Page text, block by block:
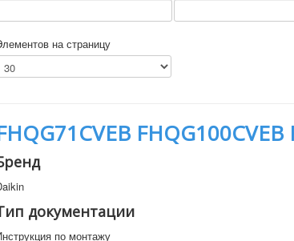
на страницу
документации
по монтажу